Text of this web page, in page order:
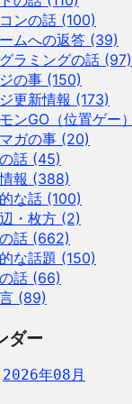
ンの話 (100)
ムへの返答 (39)
ラミングの話 (97)
の事 (150)
更新情報 (173)
ンGO（位置ゲー
ガの事 (20)
話 (45)
報 (388)
な話 (100)
・枚方 (2)
話 (662)
な話題 (150)
話 (66)
(89)
ダー
2026年08月